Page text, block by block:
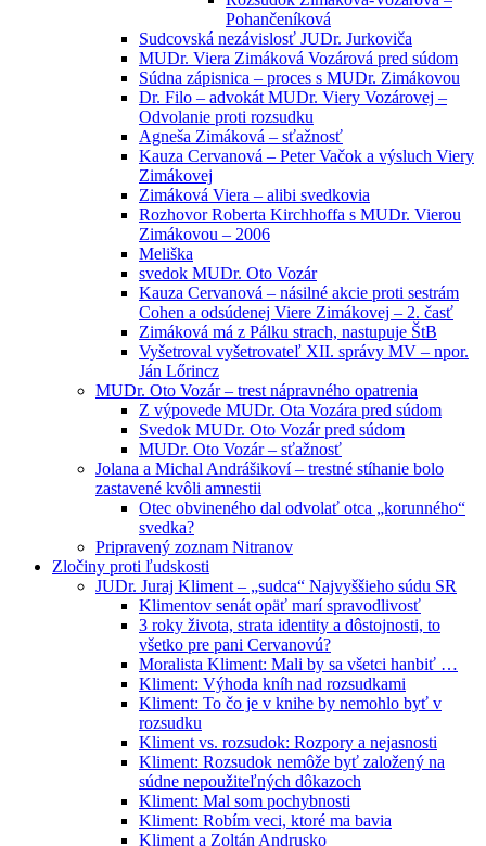
Pohančeníková
Sudcovská nezávislosť JUDr. Jurkoviča
MUDr. Viera Zimáková Vozárová pred súdom
Súdna zápisnica – proces s MUDr. Zimákovou
Dr. Filo – advokát MUDr. Viery Vozárovej –
Odvolanie proti rozsudku
Agneša Zimáková – sťažnosť
Kauza Cervanová – Peter Vačok a výsluch Viery
Zimákovej
Zimáková Viera – alibi svedkovia
Rozhovor Roberta Kirchhoffa s MUDr. Vierou
Zimákovou – 2006
Meliška
svedok MUDr. Oto Vozár
Kauza Cervanová – násilné akcie proti sestrám
Cohen a odsúdenej Viere Zimákovej – 2. časť
Zimáková má z Pálku strach, nastupuje ŠtB
Vyšetroval vyšetrovateľ XII. správy MV – npor.
Ján Lőrincz
MUDr. Oto Vozár – trest nápravného opatrenia
Z výpovede MUDr. Ota Vozára pred súdom
Svedok MUDr. Oto Vozár pred súdom
MUDr. Oto Vozár – sťažnosť
Jolana a Michal Andrášikoví – trestné stíhanie bolo
zastavené kvôli amnestii
Otec obvineného dal odvolať otca „korunného“
svedka?
Pripravený zoznam Nitranov
Zločiny proti ľudskosti
JUDr. Juraj Kliment – „sudca“ Najvyššieho súdu SR
Klimentov senát opäť marí spravodlivosť
3 roky života, strata identity a dôstojnosti, to
všetko pre pani Cervanovú?
Moralista Kliment: Mali by sa všetci hanbiť …
Kliment: Výhoda kníh nad rozsudkami
Kliment: To čo je v knihe by nemohlo byť v
rozsudku
Kliment vs. rozsudok: Rozpory a nejasnosti
Kliment: Rozsudok nemôže byť založený na
súdne nepoužiteľných dôkazoch
Kliment: Mal som pochybnosti
Kliment: Robím veci, ktoré ma bavia
Kliment a Zoltán Andrusko